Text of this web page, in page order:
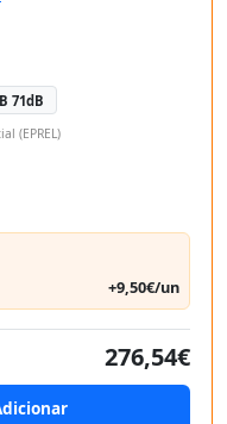
B 71dB
(EPREL)
+9,50€/un
276,54€